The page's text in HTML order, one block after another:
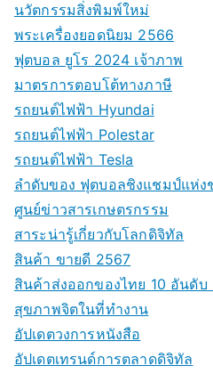
นวัตกรรมสิ่งพิมพ์ใหม่
พระเครื่องยอดนิยม 2566
ฟุตบอล ยูโร 2024 เจ้าภาพ
มาตรการตอบโต้ทางภาษี
รถยนต์ไฟฟ้า Hyundai
รถยนต์ไฟฟ้า Polestar
รถยนต์ไฟฟ้า Tesla
ลำดับของ ฟุตบอลชิงแชมป์แห่ง
ศูนย์ข่าวสารเกษตรกรรม
สาระน่ารู้เกี่ยวกับโลกดิจิทัล
สินค้า ขายดี 2567
สินค้าส่งออกของไทย 10 อันดับ
สุขภาพจิตในที่ทำงาน
อัปเดตวงการหนังสือ
อัปเดตเทรนด์การตลาดดิจิทัล